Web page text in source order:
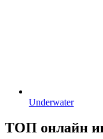
Underwater
ТОП онлайн